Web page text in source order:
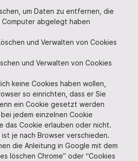
um Daten zu entfernen, die
Computer abgelegt haben
und Verwalten von Cookies
und Verwalten von Cookies
keine Cookies haben wollen,
so einrichten, dass er Sie
ein Cookie gesetzt werden
jedem einzelnen Cookie
das Cookie erlauben oder nicht.
je nach Browser verschieden.
die Anleitung in Google mit dem
löschen Chrome” oder “Cookies